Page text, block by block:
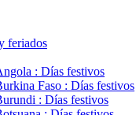
feriados
: Días festivos
Faso : Días festivos
: Días festivos